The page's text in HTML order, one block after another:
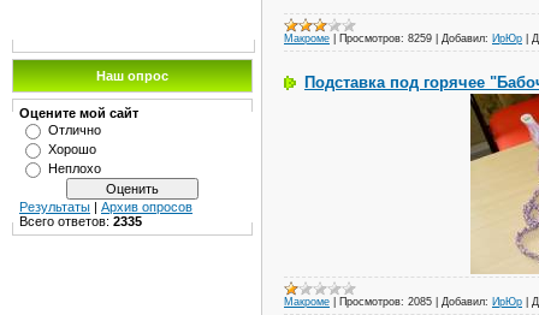
Наш опрос
Оцените мой сайт
Отлично
Хорошо
Неплохо
Результаты | Архив опросов
Всего ответов: 2335
Макроме Просмотров: 8259 Добавил: ИрЮр
Подставка под горячее
Макроме Просмотров: 2085 Добавил: ИрЮр